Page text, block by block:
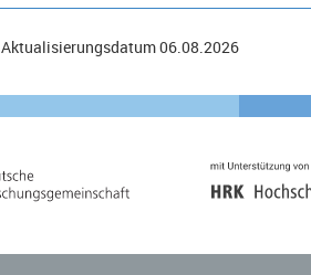
Aktualisierungsdatum06.08.2026